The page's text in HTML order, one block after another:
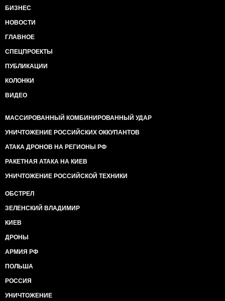
БИЗНЕС
НОВОСТИ
ГЛАВНОЕ
СПЕЦПРОЕКТЫ
ПУБЛИКАЦИИ
КОЛОНКИ
ВИДЕО
МАССИРОВАННЫЙ КОМБИНИРОВАННЫЙ УДАР
УНИЧТОЖЕНИЕ РОССИЙСКИХ ОККУПАНТОВ
АТАКА ДРОНОВ НА РЕГИОНЫ РФ
РАКЕТНАЯ АТАКА НА КИЕВ
УНИЧТОЖЕНИЕ РОССИЙСКОЙ ТЕХНИКИ
ОБСТРЕЛ
ЗЕЛЕНСКИЙ ВЛАДИМИР
КИЕВ
ДРОНЫ
АРМИЯ РФ
ПОЛЬША
РОССИЯ
УНИЧТОЖЕНИЕ